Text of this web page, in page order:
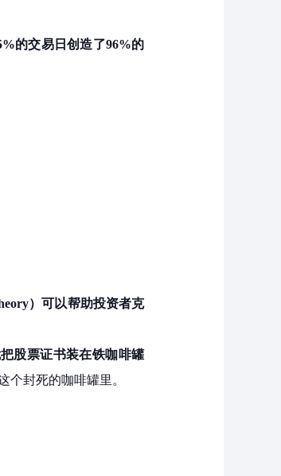
的交易日创造了96%的
）可以帮助投资者克
股票证书装在铁咖啡罐
个封死的咖啡罐里。